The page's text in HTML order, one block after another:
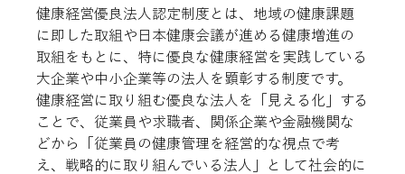
健康経営優良法人認定制度とは、地域の健康課題
に即した取組や日本健康会議が進める健康増進の
取組をもとに、特に優良な健康経営を実践している
大企業や中小企業等の法人を顕彰する制度です。
健康経営に取り組む優良な法人を「見える化」する
ことで、従業員や求職者、関係企業や金融機関な
どから「従業員の健康管理を経営的な視点で考
え、戦略的に取り組んでいる法人」として社会的に